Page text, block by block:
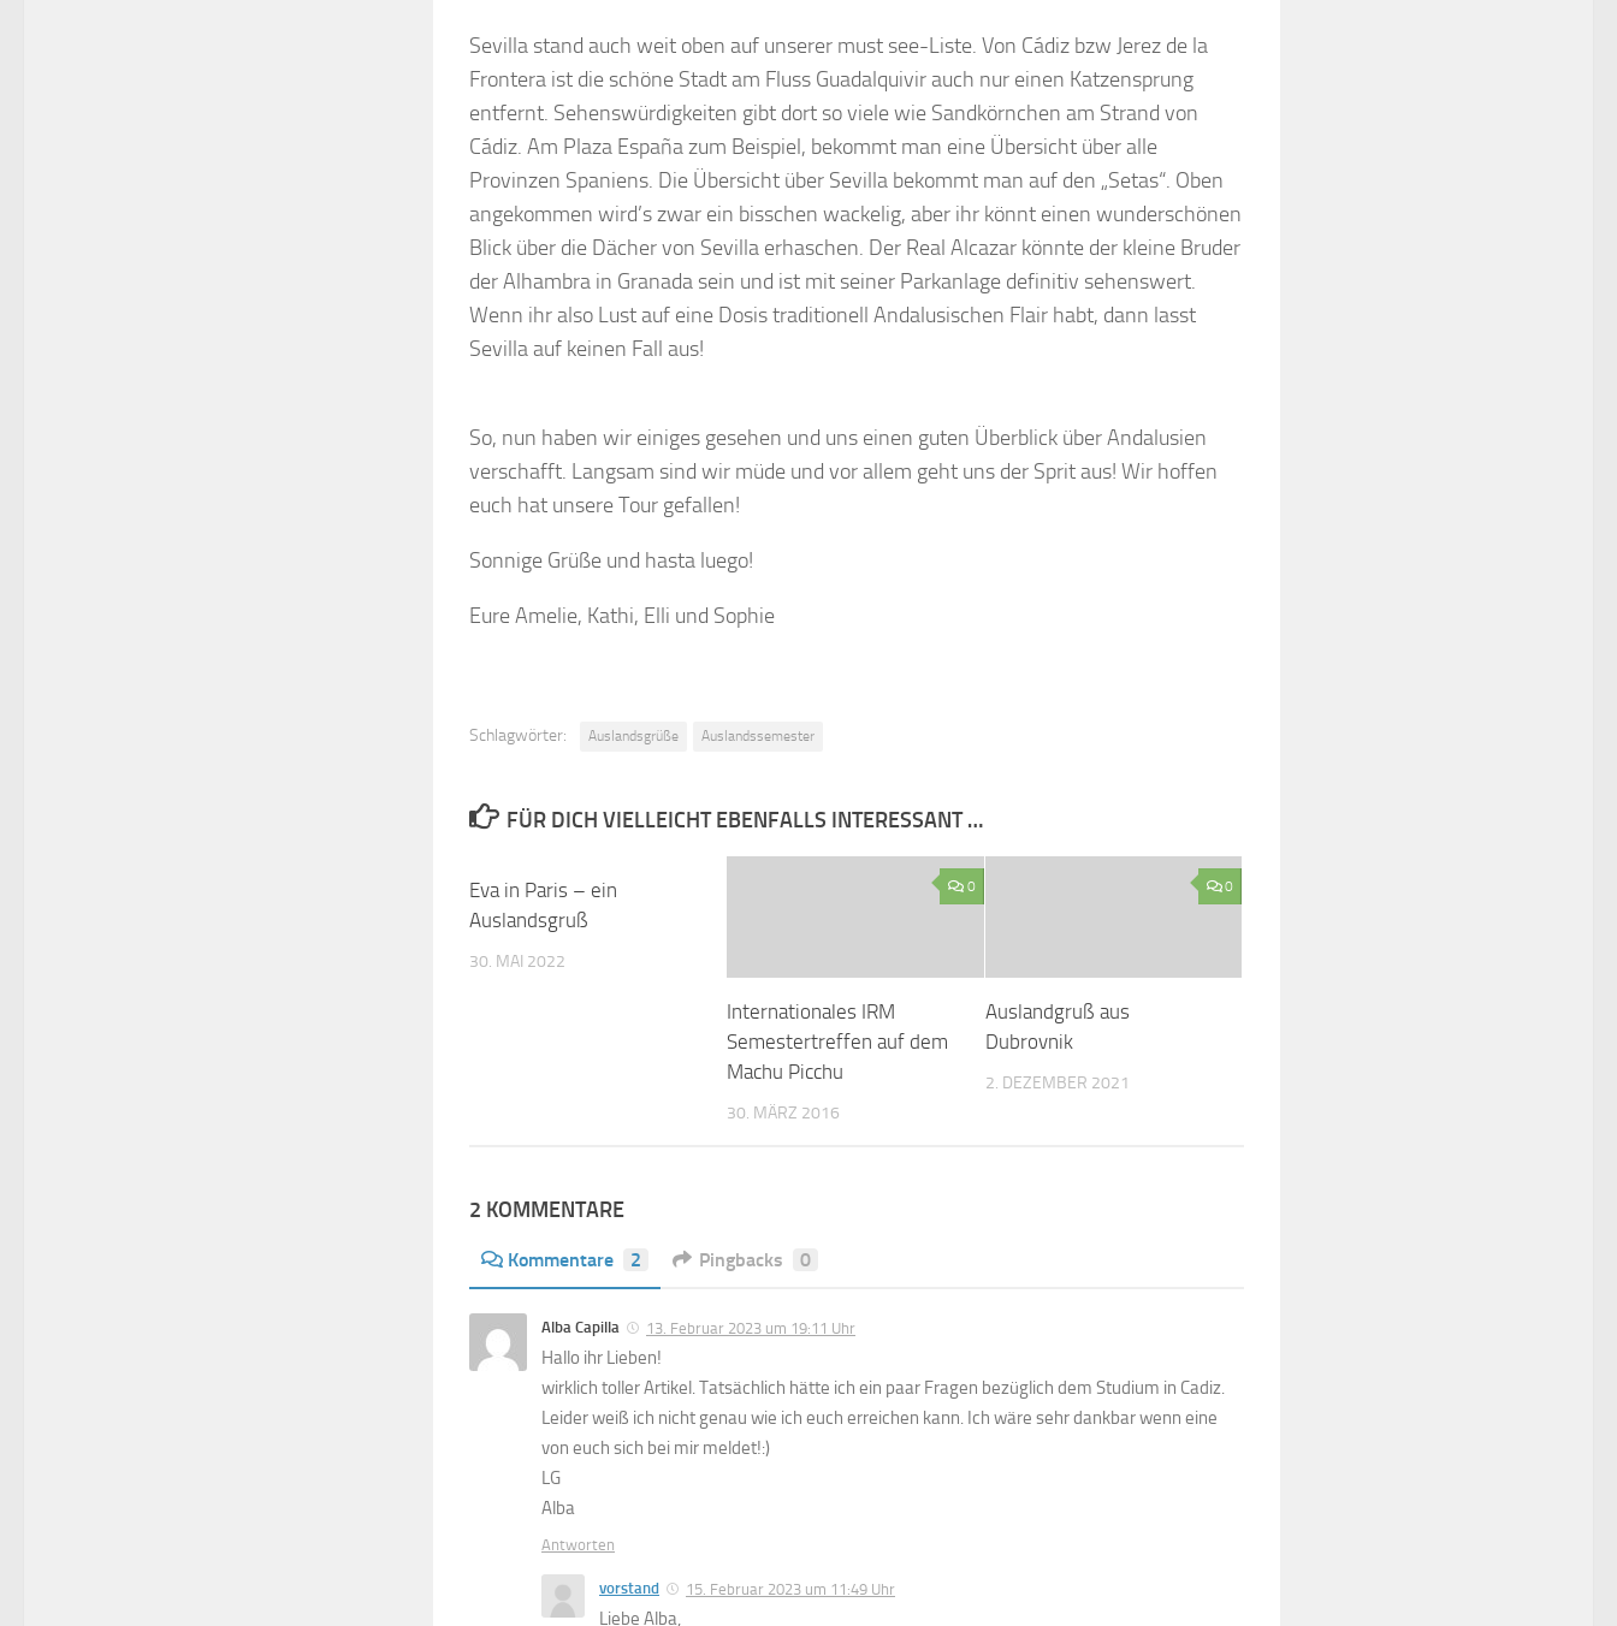
Sevilla stand auch weit oben auf unserer must see-Liste. Von Cádiz bzw Jerez de la
Frontera ist die schöne Stadt am Fluss Guadalquivir auch nur einen Katzensprung
entfernt. Sehenswürdigkeiten gibt dort so viele wie Sandkörnchen am Strand von
Cádiz. Am Plaza España zum Beispiel, bekommt man eine Übersicht über alle
Provinzen Spaniens. Die Übersicht über Sevilla bekommt man auf den „Setas“. Oben
angekommen wird’s zwar ein bisschen wackelig, aber ihr könnt einen wunderschönen
Blick über die Dächer von Sevilla erhaschen. Der Real Alcazar könnte der kleine Bruder
der Alhambra in Granada sein und ist mit seiner Parkanlage definitiv sehenswert.
Wenn ihr also Lust auf eine Dosis traditionell Andalusischen Flair habt, dann lasst
Sevilla auf keinen Fall aus!
So, nun haben wir einiges gesehen und uns einen guten Überblick über Andalusien
verschafft. Langsam sind wir müde und vor allem geht uns der Sprit aus! Wir hoffen
euch hat unsere Tour gefallen!
Sonnige Grüße und hasta luego!
Eure Amelie, Kathi, Elli und Sophie
Schlagwörter: Auslandsgrüße Auslandssemester
FÜR DICH VIELLEICHT EBENFALLS INTERESSANT …
Eva in Paris – ein
Auslandsgruß
30. MAI 2022
0
Internationales IRM
Semestertreffen auf dem
Machu Picchu
30. MÄRZ 2016
0
Auslandgruß aus
Dubrovnik
2. DEZEMBER 2021
2 KOMMENTARE
Kommentare 2 Pingbacks 0
Alba Capilla 13. Februar 2023 um 19:11 Uhr
Hallo ihr Lieben!
wirklich toller Artikel. Tatsächlich hätte ich ein paar Fragen bezüglich dem Studium in Cadiz.
Leider weiß ich nicht genau wie ich euch erreichen kann. Ich wäre sehr dankbar wenn eine
von euch sich bei mir meldet!:)
LG
Alba
Antworten
vorstand 15. Februar 2023 um 11:49 Uhr
Liebe Alba,